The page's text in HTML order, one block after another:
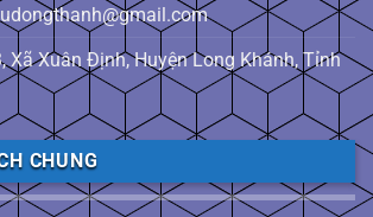
Xã Xuân Định, Huyện Long Khánh, Tỉnh
CHUNG